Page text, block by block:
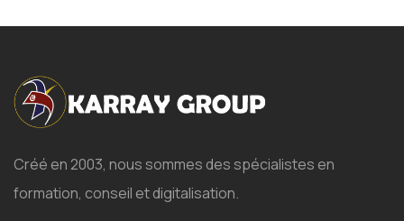
Créé en 2003, nous sommes des spécialistes en
formation, conseil et digitalisation.